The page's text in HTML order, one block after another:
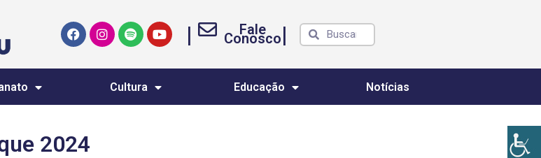
| Fale
Conosco|
Cultura Educação Notícias
2024